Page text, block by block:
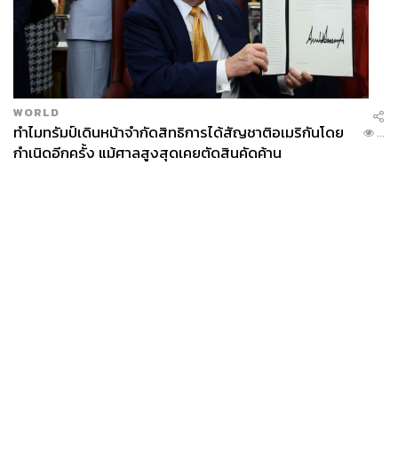
WORLD
ทำไมทรัมป์เดินหน้าจำกัดสิทธิการได้สัญชาติอเมริกันโดย
กำเนิดอีกครั้ง แม้ศาลสูงสุดเคยตัดสินคัดค้าน
...